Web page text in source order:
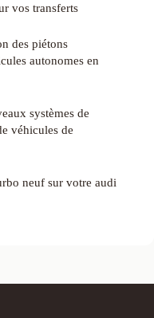
vos transferts
des piétons
autonomes en
systèmes de
véhicules de
neuf sur votre audi